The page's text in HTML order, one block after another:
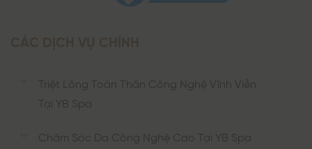
Triệt Lông Toàn Thân Công Nghệ Vĩnh Viễn
Tại YB Spa
Chăm Sóc Da Công Nghệ Cao Tại YB Spa